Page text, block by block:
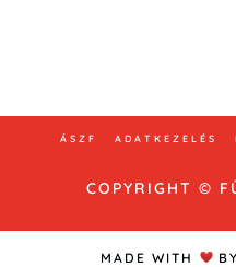
ÁSZF ADATKEZELÉS
COPYRIGHT ©
MADE WITH BY